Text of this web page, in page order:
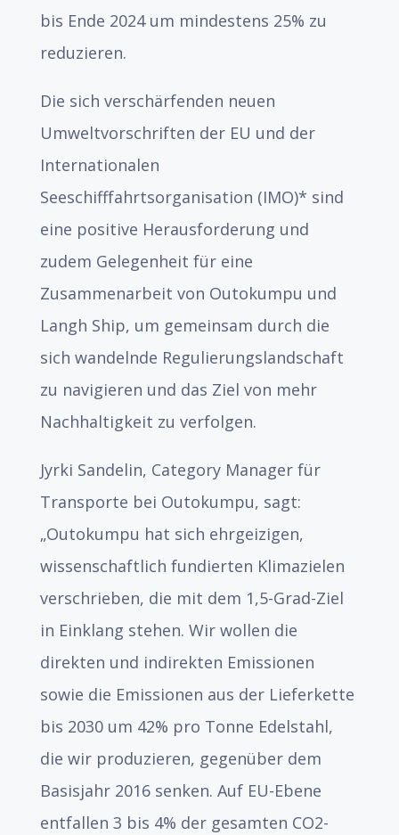
bis Ende 2024 um mindestens 25% zu
reduzieren.
Die sich verschärfenden neuen
Umweltvorschriften der EU und der
Internationalen
Seeschifffahrtsorganisation (IMO)* sind
eine positive Herausforderung und
zudem Gelegenheit für eine
Zusammenarbeit von Outokumpu und
Langh Ship, um gemeinsam durch die
sich wandelnde Regulierungslandschaft
zu navigieren und das Ziel von mehr
Nachhaltigkeit zu verfolgen.
Jyrki Sandelin, Category Manager für
Transporte bei Outokumpu, sagt:
„Outokumpu hat sich ehrgeizigen,
wissenschaftlich fundierten Klimazielen
verschrieben, die mit dem 1,5-Grad-Ziel
in Einklang stehen. Wir wollen die
direkten und indirekten Emissionen
sowie die Emissionen aus der Lieferkette
bis 2030 um 42% pro Tonne Edelstahl,
die wir produzieren, gegenüber dem
Basisjahr 2016 senken. Auf EU-Ebene
entfallen 3 bis 4% der gesamten CO2-